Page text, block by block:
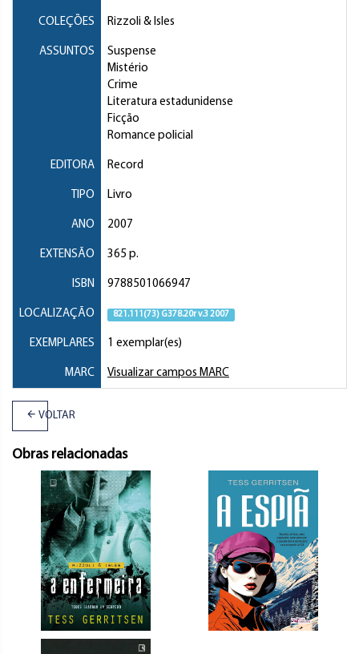
COLEÇÕES Rizzoli & Isles
ASSUNTOS
Suspense
Mistério
Crime
Literatura estadunidense
Ficção
Romance policial
EDITORA Record
TIPO Livro
ANO 2007
EXTENSÃO 365 p.
ISBN 9788501066947
LOCALIZAÇÃO 821.111(73) G378.20r v.3 2007
EXEMPLARES 1 exemplar(es)
MARC Visualizar campos MARC
VOLTAR
Obras relacionadas